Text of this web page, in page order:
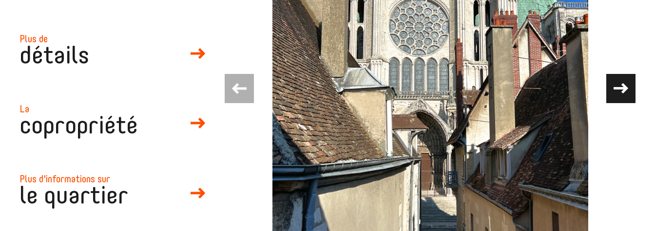
plus de
détails
la
copropriété
plus d'informations sur
le quartier